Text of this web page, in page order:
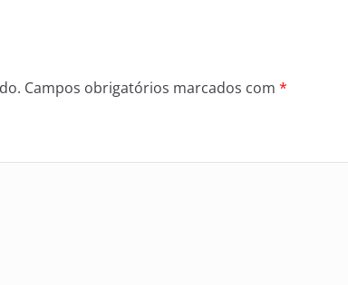
Campos obrigatórios marcados com *